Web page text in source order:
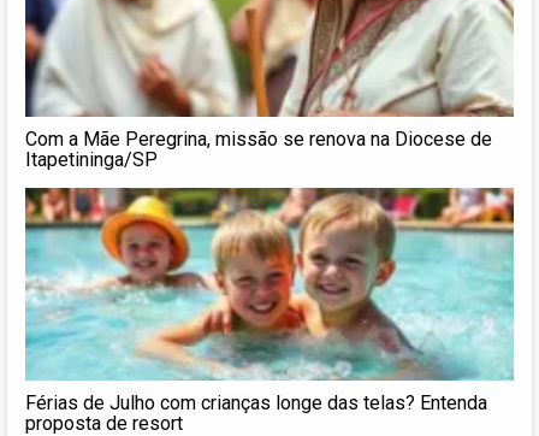
Com a Mãe Peregrina, missão se renova na Diocese de
Itapetininga/SP
Férias de Julho com crianças longe das telas? Entenda
proposta de resort